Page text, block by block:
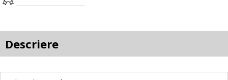
Descriere